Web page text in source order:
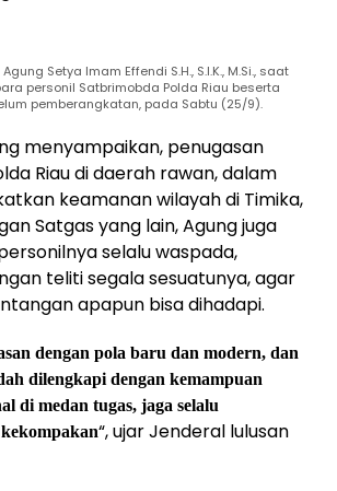
Setya Imam Effendi S.H., S.I.K., M.Si., saat
personil Satbrimobda Polda Riau beserta
pemberangkatan, pada Sabtu (25/9).
menyampaikan, penugasan
Riau di daerah rawan, dalam
keamanan wilayah di Timika,
Satgas yang lain, Agung juga
selalu waspada,
teliti segala sesuatunya, agar
apapun bisa dihadapi.
dengan pola baru dan modern, dan
dilengkapi dengan kemampuan
di medan tugas, jaga selalu
“, ujar Jenderal lulusan